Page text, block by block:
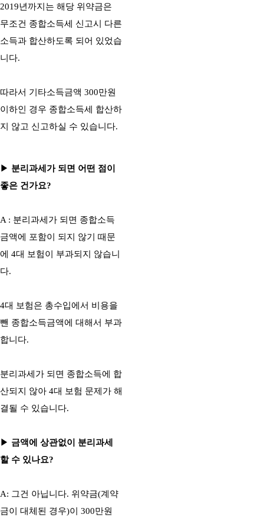
2019년까지는 해당 위약금은
무조건 종합소득세 신고시 다른
소득과 합산하도록 되어 있었습
니다.
따라서 기타소득금액 300만원
이하인 경우 종합소득세 합산하
지 않고 신고하실 수 있습니다.
▶ 분리과세가 되면 어떤 점이
좋은 건가요?
A : 분리과세가 되면 종합소득
금액에 포함이 되지 않기 때문
에 4대 보험이 부과되지 않습니
다.
4대 보험은 총수입에서 비용을
뺀 종합소득금액에 대해서 부과
합니다.
분리과세가 되면 종합소득에 합
산되지 않아 4대 보험 문제가 해
결될 수 있습니다.
▶ 금액에 상관없이 분리과세
할 수 있나요?
A: 그건 아닙니다. 위약금(계약
금이 대체된 경우)이 300만원